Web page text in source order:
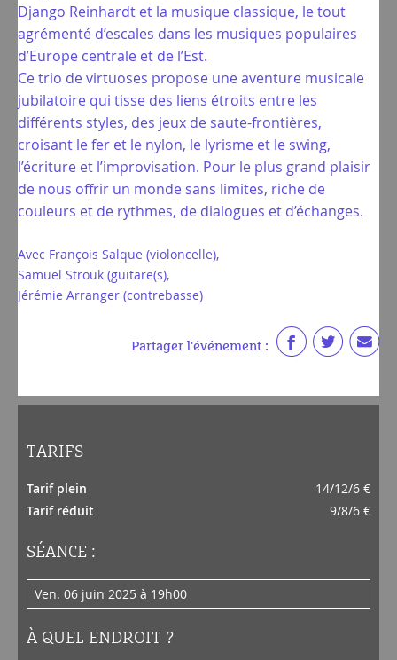
Django Reinhardt et la musique classique, le tout
agrémenté d’escales dans les musiques populaires
d’Europe centrale et de l’Est.
Ce trio de virtuoses propose une aventure musicale
jubilatoire qui tisse des liens étroits entre les
différents styles, des jeux de saute-frontières,
croisant le fer et le nylon, le lyrisme et le swing,
l’écriture et l’improvisation. Pour le plus grand plaisir
de nous offrir un monde sans limites, riche de
couleurs et de rythmes, de dialogues et d’échanges.
Avec François Salque (violoncelle),
Samuel Strouk (guitare(s),
Jérémie Arranger (contrebasse)
Partager l'événement :
TARIFS
Tarif plein
14/12/6 €
Tarif réduit
9/8/6 €
SÉANCE :
ven. 06 juin 2025 à 19h00
À QUEL ENDROIT ?